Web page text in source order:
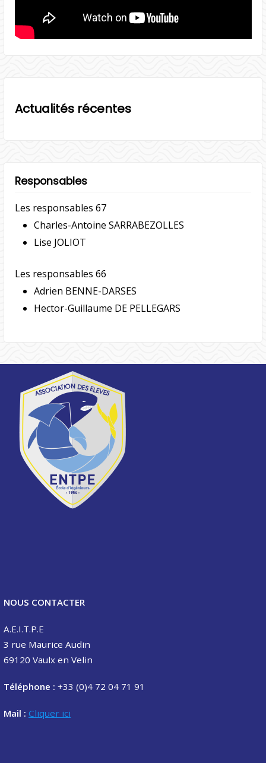
Responsables
Les responsables 67
Charles-Antoine SARRABEZOLLES
Lise JOLIOT
Les responsables 66
Adrien BENNE-DARSES
Hector-Guillaume DE PELLEGARS
Actualités récentes
NOUS CONTACTER
A.E.I.T.P.E
3 rue Maurice Audin
69120 Vaulx en Velin
Téléphone : +33 (0)4 72 04 71 91
Mail : Cliquer ici